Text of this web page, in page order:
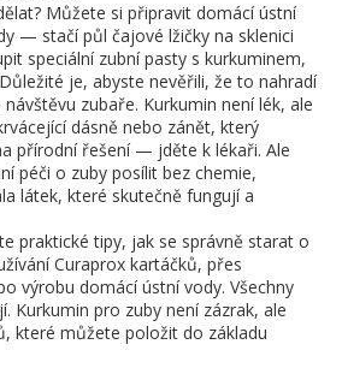
Můžete si připravit domácí ústní
— stačí půl čajové lžičky na sklenici
speciální zubní pasty s kurkuminem,
je, abyste nevěřili, že to nahradí
zubaře. Kurkumin není lék, ale
dásně nebo zánět, který
přírodní řešení — jděte k lékaři. Ale
péči o zuby posílit bez chemie,
látek, které skutečně fungují a
praktické tipy, jak se správně starat o
Curaprox kartáčků, přes
výrobu domácí ústní vody. Všechny
Kurkumin pro zuby není zázrak, ale
které můžete položit do základu